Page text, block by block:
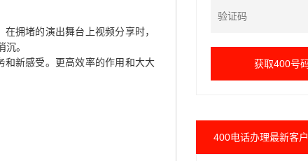
拥堵的演出舞台上视频分享时，
。
和新感受。更高效率的作用和大大
400电话办理最新客户